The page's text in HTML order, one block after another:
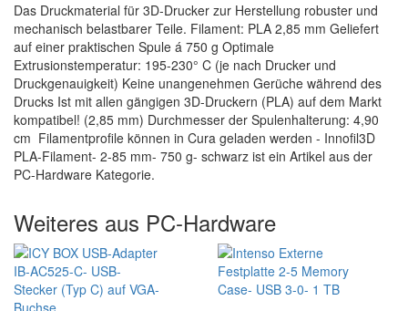
Das Druckmaterial für 3D-Drucker zur Herstellung robuster und
mechanisch belastbarer Teile. Filament: PLA 2,85 mm Geliefert
auf einer praktischen Spule á 750 g Optimale
Extrusionstemperatur: 195-230° C (je nach Drucker und
Druckgenauigkeit) Keine unangenehmen Gerüche während des
Drucks Ist mit allen gängigen 3D-Druckern (PLA) auf dem Markt
kompatibel! (2,85 mm) Durchmesser der Spulenhalterung: 4,90
cm Filamentprofile können in Cura geladen werden - Innofil3D
PLA-Filament- 2-85 mm- 750 g- schwarz ist ein Artikel aus der
PC-Hardware Kategorie.
Weiteres aus PC-Hardware